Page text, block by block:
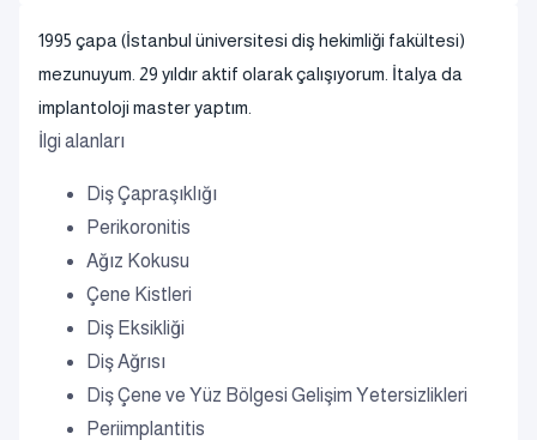
1995 çapa (İstanbul üniversitesi diş hekimliği fakültesi)
mezunuyum. 29 yıldır aktif olarak çalışıyorum. İtalya da
implantoloji master yaptım.
İlgi alanları
Diş Çapraşıklığı
Perikoronitis
Ağız Kokusu
Çene Kistleri
Diş Eksikliği
Diş Ağrısı
Diş Çene ve Yüz Bölgesi Gelişim Yetersizlikleri
Periimplantitis